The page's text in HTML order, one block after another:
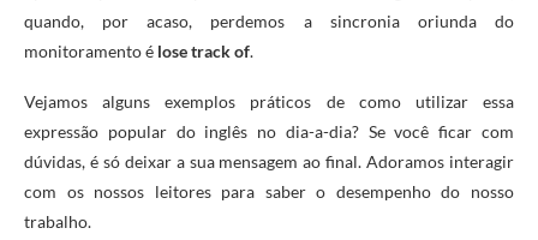
quando, por acaso, perdemos a sincronia oriunda do
monitoramento é lose track of.
Vejamos alguns exemplos práticos de como utilizar essa
expressão popular do inglês no dia-a-dia? Se você ficar com
dúvidas, é só deixar a sua mensagem ao final. Adoramos interagir
com os nossos leitores para saber o desempenho do nosso
trabalho.